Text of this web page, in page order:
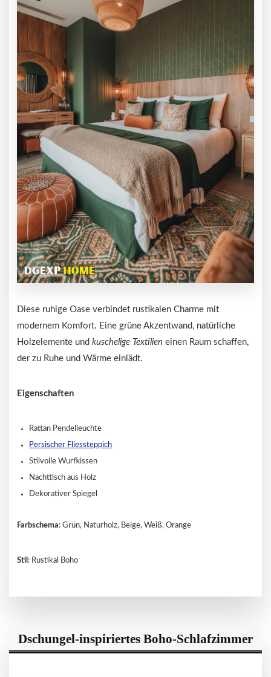
Diese ruhige Oase verbindet rustikalen Charme mit
modernem Komfort. Eine grüne Akzentwand, natürliche
Holzelemente undkuschelige Textilien einen Raum schaffen,
der zu Ruhe und Wärme einlädt.
Eigenschaften
Rattan Pendelleuchte
Persischer Fliessteppich
Stilvolle Wurfkissen
Nachttisch aus Holz
Dekorativer Spiegel
Farbschema: Grün, Naturholz, Beige, Weiß, Orange
Stil : Rustikal Boho
Dschungel-inspiriertes Boho-Schlafzimmer